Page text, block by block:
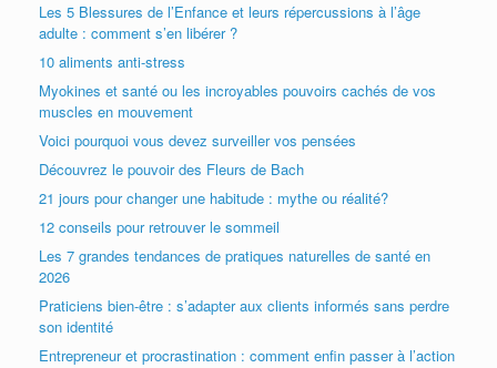
Les 5 Blessures de l’Enfance et leurs répercussions à l’âge
adulte : comment s’en libérer ?
10 aliments anti-stress
Myokines et santé ou les incroyables pouvoirs cachés de vos
muscles en mouvement
Voici pourquoi vous devez surveiller vos pensées
Découvrez le pouvoir des Fleurs de Bach
21 jours pour changer une habitude : mythe ou réalité?
12 conseils pour retrouver le sommeil
Les 7 grandes tendances de pratiques naturelles de santé en
2026
Praticiens bien-être : s’adapter aux clients informés sans perdre
son identité
Entrepreneur et procrastination : comment enfin passer à l’action